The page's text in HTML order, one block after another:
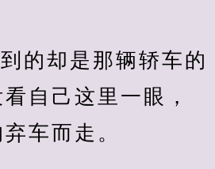
的却是那辆轿车的
自己这里一眼，
车而走。